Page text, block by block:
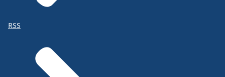
RSS